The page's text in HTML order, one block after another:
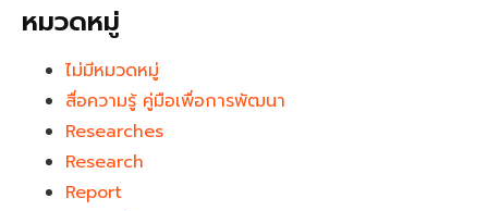
หมวดหมู่
ไม่มีหมวดหมู่
สื่อความรู้ คู่มือเพื่อการพัฒนา
Researches
Research
Report